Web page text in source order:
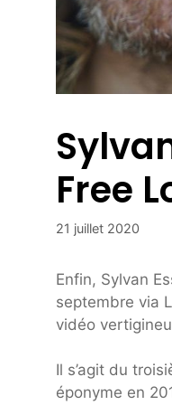
Free
21 juillet 2020
Enfin, Sylvan
septembre via
vidéo
Il s’agit du
éponyme en